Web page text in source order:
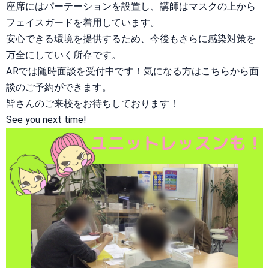
座席にはパーテーションを設置し、講師はマスクの上から
フェイスガードを着用しています。
安心できる環境を提供するため、今後もさらに感染対策を
万全にしていく所存です。
ARでは随時面談を受付中です！気になる方はこちらから面
談のご予約ができます。
皆さんのご来校をお待ちしております！
See you next time!